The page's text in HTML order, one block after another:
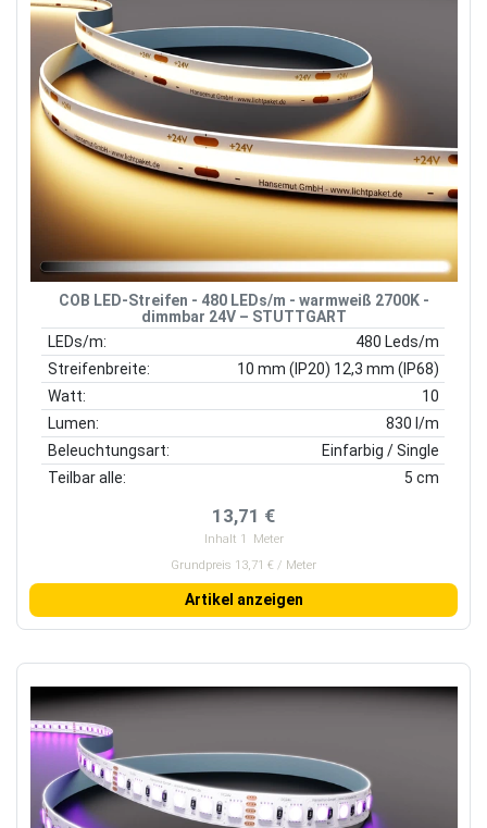
COB LED-Streifen - 480 LEDs/m - warmweiß 2700K -
dimmbar 24V – STUTTGART
LEDs/m:
480 Leds/m
Streifenbreite:
10 mm (IP20) 12,3 mm (IP68)
Watt:
10
Lumen:
830 l/m
Beleuchtungsart:
Einfarbig / Single
Teilbar alle:
5 cm
13,71 €
Inhalt 1
Meter
Grundpreis 13,71 € / Meter
Artikel anzeigen